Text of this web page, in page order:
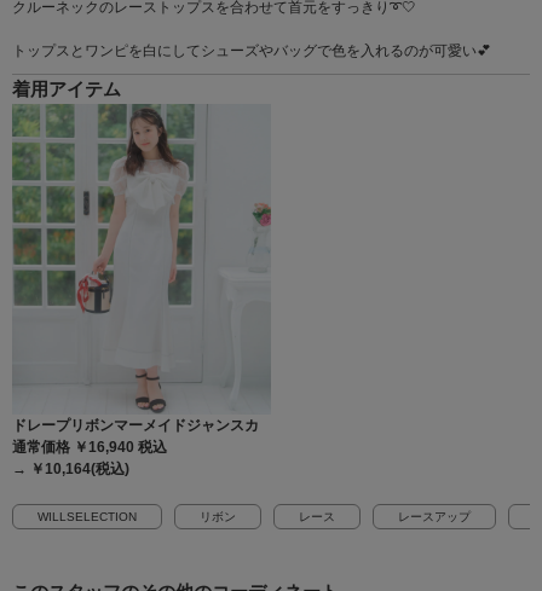
クルーネックのレーストップスを合わせて首元をすっきり➰🤍
トップスとワンピを白にしてシューズやバッグで色を入れるのが可愛い💕
着用アイテム
ドレープリボンマーメイドジャンスカ
通常価格 ￥16,940 税込
→ ￥10,164(税込)
WILLSELECTION リボン レース レースアップ